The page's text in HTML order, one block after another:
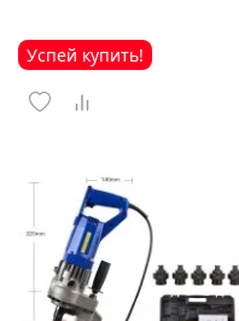
Успей купить!